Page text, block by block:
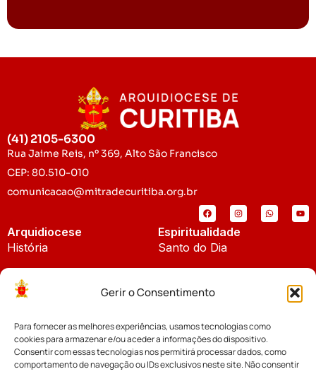
Gerir o Consentimento
Para fornecer as melhores experiências, usamos tecnologias como
cookies para armazenar e/ou aceder a informações do dispositivo.
Consentir com essas tecnologias nos permitirá processar dados, como
comportamento de navegação ou IDs exclusivos neste site. Não consentir
(41) 2105-6300
Rua Jaime Reis, nº 369, Alto São Francisco
CEP: 80.510-010
comunicacao@mitradecuritiba.org.br
Arquidiocese
História
Padroeira
Espiritualidade
Santo do Dia
Notícias
Notícias da Arquidiocese
Cúria Diocesana
Fundo Diocesano